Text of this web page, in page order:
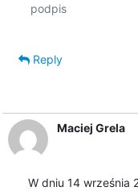
podpis
Reply
Maciej Grela